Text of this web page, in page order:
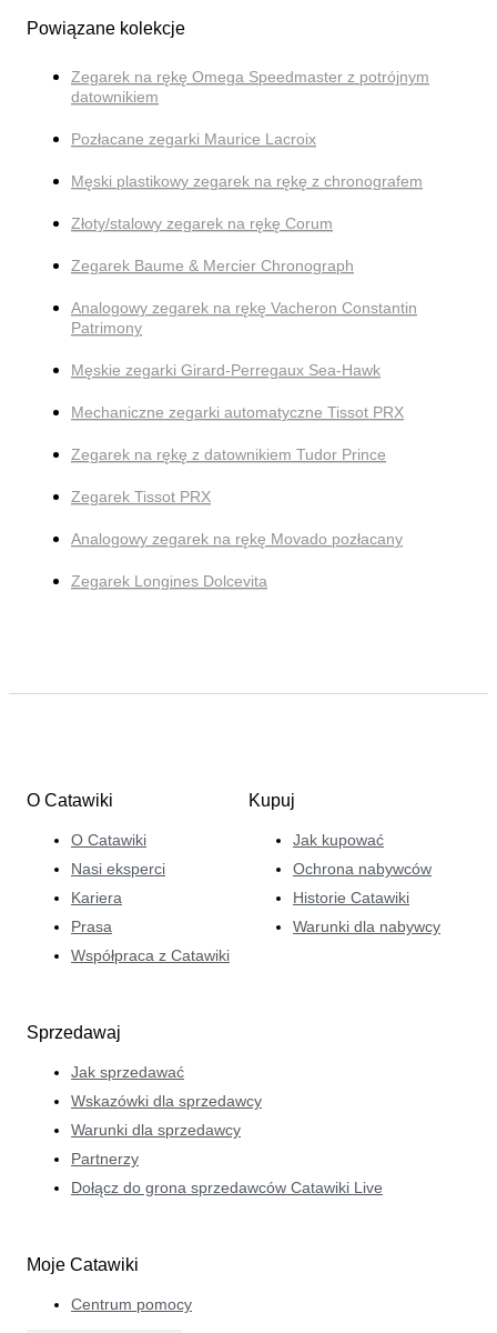
Powiązane kolekcje
Zegarek na rękę Omega Speedmaster z potrójnym
datownikiem
Pozłacane zegarki Maurice Lacroix
Męski plastikowy zegarek na rękę z chronografem
Złoty/stalowy zegarek na rękę Corum
Zegarek Baume & Mercier Chronograph
Analogowy zegarek na rękę Vacheron Constantin
Patrimony
Męskie zegarki Girard-Perregaux Sea-Hawk
Mechaniczne zegarki automatyczne Tissot PRX
Zegarek na rękę z datownikiem Tudor Prince
Zegarek Tissot PRX
Analogowy zegarek na rękę Movado pozłacany
Zegarek Longines Dolcevita
O Catawiki
O Catawiki
Nasi eksperci
Kariera
Prasa
Współpraca z Catawiki
Kupuj
Jak kupować
Ochrona nabywców
Historie Catawiki
Warunki dla nabywcy
Sprzedawaj
Jak sprzedawać
Wskazówki dla sprzedawcy
Warunki dla sprzedawcy
Partnerzy
Dołącz do grona sprzedawców Catawiki Live
Moje Catawiki
Centrum pomocy